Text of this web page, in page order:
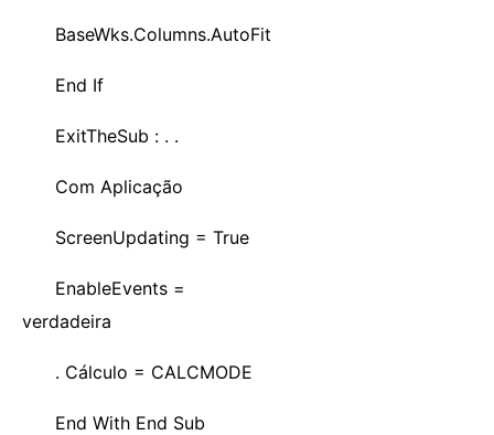
BaseWks.Columns.AutoFit
End If
ExitTheSub : . .
Com Aplicação
ScreenUpdating = True
EnableEvents =
verdadeira
. Cálculo = CALCMODE
End With End Sub